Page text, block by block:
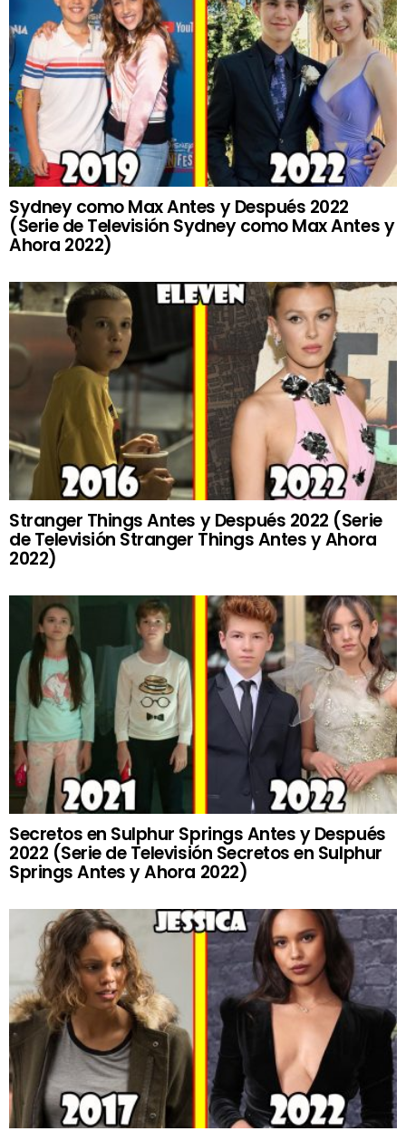
Sydney como Max Antes y Después 2022
(Serie de Televisión Sydney como Max Antes y
Ahora 2022)
Stranger Things Antes y Después 2022 (Serie
de Televisión Stranger Things Antes y Ahora
2022)
Secretos en Sulphur Springs Antes y Después
2022 (Serie de Televisión Secretos en Sulphur
Springs Antes y Ahora 2022)